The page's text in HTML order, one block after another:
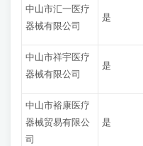
中山市汇一医疗
器械有限公司
是
中山市祥宇医疗
器械有限公司
是
中山市裕康医疗
器械贸易有限公
司
是